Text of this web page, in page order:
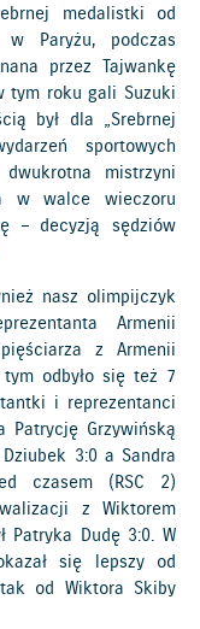
medalistki od
w Paryżu, podczas
przez Tajwankę
tym roku gali Suzuki
był dla „Srebrnej
sportowych
mistrzyni
w walce wieczoru
– decyzją sędziów
nasz olimpijczyk
Armenii
z Armenii
tym odbyło się też 7
i reprezentanci
Patrycję Grzywińską
3:0 a Sandra
czasem (RSC 2)
z Wiktorem
Patryka Dudę 3:0. W
się lepszy od
od Wiktora Skiby